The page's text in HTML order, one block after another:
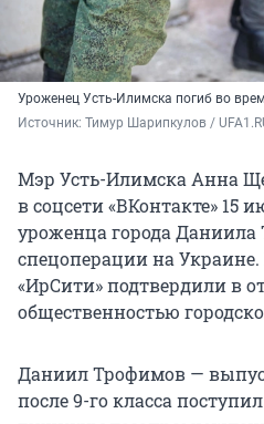
Уроженец Усть-Илимска погиб во
Источник: Тимур Шарипкулов /
Мэр Усть-Илимска Анна
в соцсети «ВКонтакте» 15
уроженца города
спецоперации на
«ИрСити» подтвердили в
общественностью
Даниил Трофимов —
после 9-го класса